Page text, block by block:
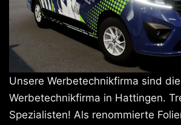
Unsere Werbetechnikfirma sind
Werbetechnikfirma in Hattingen.
Spezialisten! Als renommierte